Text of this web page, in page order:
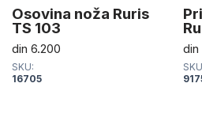
Osovina noža Ruris
TS 103
din 6.200
SKU:
16705
din